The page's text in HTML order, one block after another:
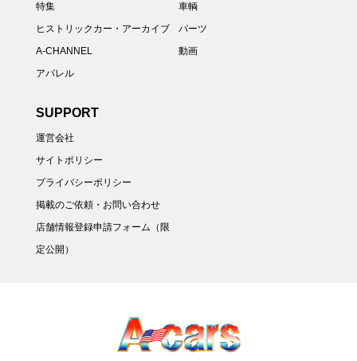
特集
ヒストリックカー・アーカイブ
A-CHANNEL
アパレル
車輌
パーツ
動画
SUPPORT
運営会社
サイトポリシー
プライバシーポリシー
掲載のご依頼・お問い合わせ
店舗情報登録申請フォーム（限
定公開）